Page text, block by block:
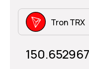
Tron TRX